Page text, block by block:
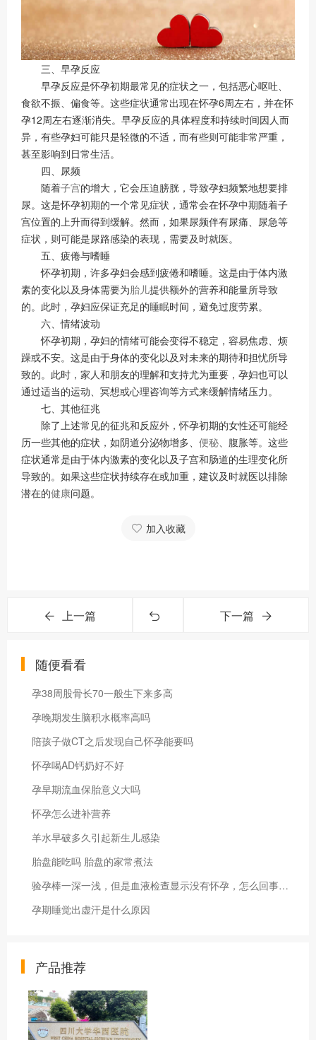
三、早孕反应
早孕反应是怀孕初期最常见的症状之一，包括恶心呕吐、
食欲不振、偏食等。这些症状通常出现在怀孕6周左右，并在怀
孕12周左右逐渐消失。早孕反应的具体程度和持续时间因人而
异，有些孕妇可能只是轻微的不适，而有些则可能非常严重，
甚至影响到日常生活。
四、尿频
随着子宫的增大，它会压迫膀胱，导致孕妇频繁地想要排
尿。这是怀孕初期的一个常见症状，通常会在怀孕中期随着子
宫位置的上升而得到缓解。然而，如果尿频伴有尿痛、尿急等
症状，则可能是尿路感染的表现，需要及时就医。
五、疲倦与嗜睡
怀孕初期，许多孕妇会感到疲倦和嗜睡。这是由于体内激
素的变化以及身体需要为胎儿提供额外的营养和能量所导致
的。此时，孕妇应保证充足的睡眠时间，避免过度劳累。
六、情绪波动
怀孕初期，孕妇的情绪可能会变得不稳定，容易焦虑、烦
躁或不安。这是由于身体的变化以及对未来的期待和担忧所导
致的。此时，家人和朋友的理解和支持尤为重要，孕妇也可以
通过适当的运动、冥想或心理咨询等方式来缓解情绪压力。
七、其他征兆
除了上述常见的征兆和反应外，怀孕初期的女性还可能经
历一些其他的症状，如阴道分泌物增多、 便秘 、腹胀等。这些
症状通常是由于体内激素的变化以及子宫和肠道的生理变化所
导致的。如果这些症状持续存在或加重，建议及时就医以排除
潜在的健康问题。
加入收藏
上一篇 下一篇
随便看看
孕38周股骨长70一般生下来多高
孕晚期发生脑积水概率高吗
陪孩子做CT之后发现自己怀孕能要吗
怀孕喝AD钙奶好不好
孕早期流血保胎意义大吗
怀孕怎么进补营养
羊水早破多久引起新生儿感染
胎盘能吃吗 胎盘的家常煮法
验孕棒一深一浅，但是血液检查显示没有怀孕，怎么回事，怎么办
孕期睡觉出虚汗是什么原因
产品推荐